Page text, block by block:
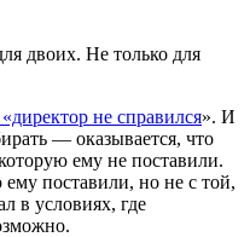
двоих. Не только для
не справился». И
— оказывается, что
ему не поставили.
поставили, но не с той,
в условиях, где